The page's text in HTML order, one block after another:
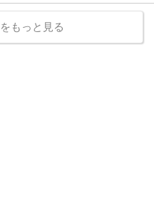
もっと見る